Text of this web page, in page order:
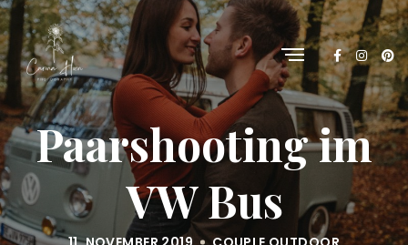
Paarshooting im
VW Bus